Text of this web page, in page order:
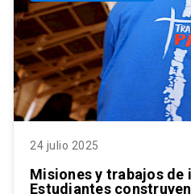
24 julio 2025
Misiones y trabajos de
Estudiantes